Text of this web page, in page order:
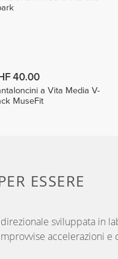
40.00
a Vita Media V-
MuseFit
ESSERE
sviluppata in
accelerazioni e